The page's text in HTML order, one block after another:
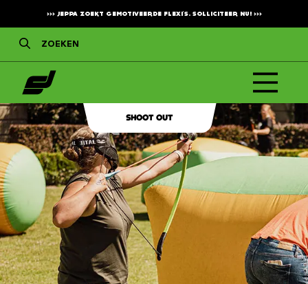
>>> JEPPA ZOEKT GEMOTIVEERDE FLEXI'S. SOLLICITEER NU!>>>
SHOOT OUT